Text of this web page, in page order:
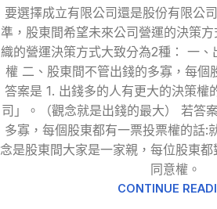
要選擇成立有限公司還是股份有限公
準，股東間希望未來公司營運的決策
織的營運決策方式大致分為2種： 一
權 二、股東間不管出錢的多寡，每個
答案是 1. 出錢多的人有更大的決策權
司」。（觀念就是出錢的最大） 若答
多寡，每個股東都有一票投票權的話:
念是股東間大家是一家親，每位股東
同意權。
CONTINUE